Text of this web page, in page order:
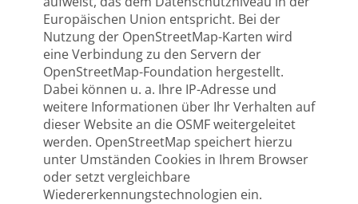
Europäischen Union entspricht. Bei der
Nutzung der OpenStreetMap-Karten wird
eine Verbindung zu den Servern der
OpenStreetMap-Foundation hergestellt.
Dabei können u. a. Ihre IP-Adresse und
weitere Informationen über Ihr Verhalten auf
dieser Website an die OSMF weitergeleitet
werden. OpenStreetMap speichert hierzu
unter Umständen Cookies in Ihrem Browser
oder setzt vergleichbare
Wiedererkennungstechnologien ein.